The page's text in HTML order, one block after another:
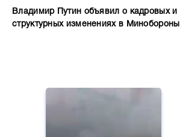
Владимир Путин объявил о кадровых и
структурных изменениях в Минобороны